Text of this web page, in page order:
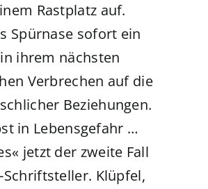
Rastplatz auf.
Spürnase sofort ein
ihrem nächsten
Verbrechen auf die
Beziehungen.
in Lebensgefahr …
jetzt der zweite Fall
Klüpfel,